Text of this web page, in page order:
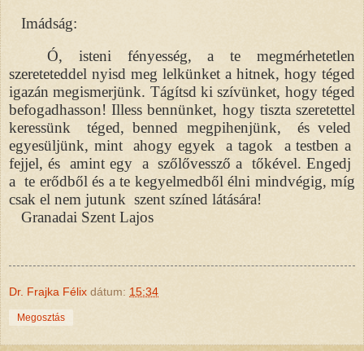
Imádság:
Ó, isteni fényesség, a te megmérhetetlen
szereteteddel nyisd meg lelkünket a hitnek, hogy téged
igazán megismerjünk. Tágítsd ki szívünket, hogy téged
befogadhasson! Illess bennünket, hogy tiszta szeretettel
keressünk téged, benned megpihenjünk, és veled
egyesüljünk, mint ahogy egyek a tagok a testben a
fejjel, és amint egy a szőlővessző a tőkével. Engedj
a te erődből és a te kegyelmedből élni mindvégig, míg
csak el nem jutunk szent színed látására!
Granadai Szent Lajos
Dr. Frajka Félix dátum: 15:34
Megosztás